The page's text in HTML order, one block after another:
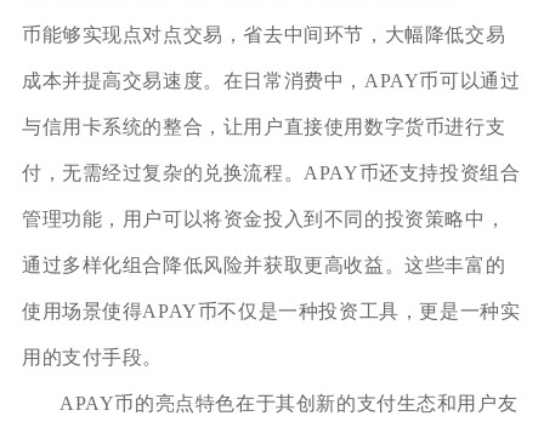
币能够实现点对点交易，省去中间环节，大幅降低交易
成本并提高交易速度。在日常消费中，APAY币可以通过
与信用卡系统的整合，让用户直接使用数字货币进行支
付，无需经过复杂的兑换流程。APAY币还支持投资组合
管理功能，用户可以将资金投入到不同的投资策略中，
通过多样化组合降低风险并获取更高收益。这些丰富的
使用场景使得APAY币不仅是一种投资工具，更是一种实
用的支付手段。
APAY币的亮点特色在于其创新的支付生态和用户友